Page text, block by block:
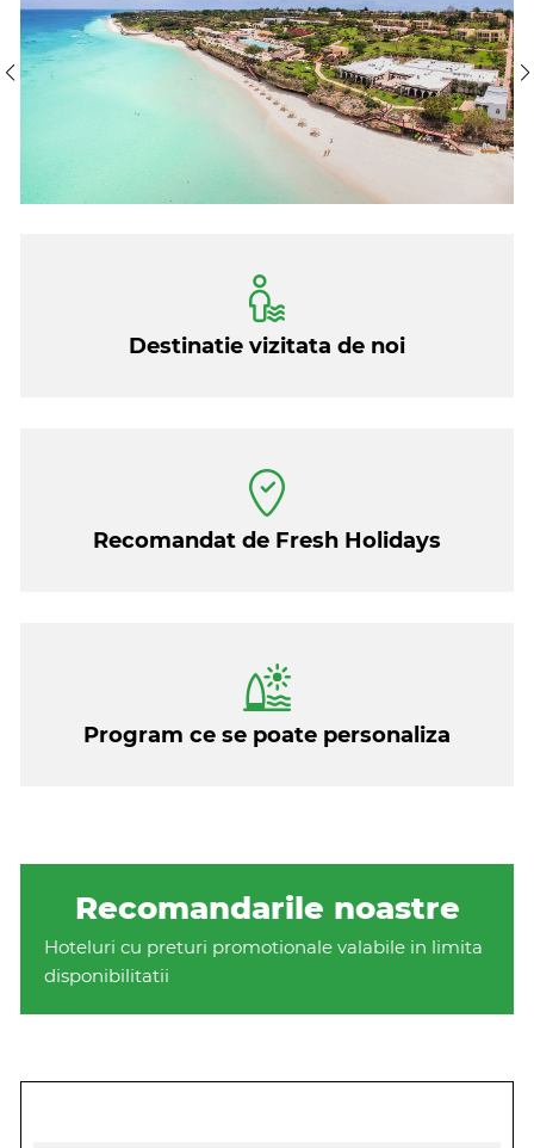
excursii si activitati interesante, locale, in urmatoarea
vacanta pe care ti-o propui.
Accesul este facil, cu zboruri rapide disponibile cu
escala in Dubai sau Qatar dar si in alte aeroporturi.
Destinatie vizitata de noi
Recomandat de Fresh Holidays
Program ce se poate personaliza
Recomandarile noastre
Hoteluri cu preturi promotionale valabile in limita
disponibilitatii